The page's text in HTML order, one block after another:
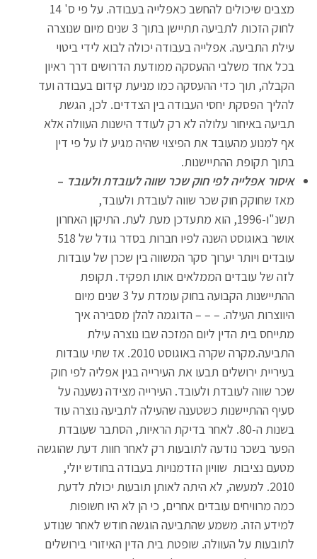
מצבים שיכולים להחשב כאפלייה בעבודה. על פי ס' 14
לחוק הזכות לתביעה תתיישן בתוך 3 שנים מיום שנוצרה
עילת התביעה. אפלייה בעבודה יכולה לבוא לידי ביטוי
בכל אחד משלבי ההעסקה ממודעת הדרושים דרך ראיון
הקבלה, תוך כדי ההעסקה כמו מניעת קידום בעבודה ועד
להליך הפסקת יחסי העבודה בין הצדדים. לכן, הגשת
תביעה באיחור עלולה לא רק לעודד הישנות העוולה אלא
אף למנוע מהעובד את הפיצוי שהיה מגיע לו על פי דין
בתוך תקופת ההתיישנות.
איסור אפלייה לפי חוק שכר שווה לעובדת ולעובד –
מאז שחוקק חוק שכר שווה לעובדת ולעובד,
תשנ"ו-1996, הוא מתעדכן מעת לעת. התיקון האחרון
אושר באוגוסט השנה לפיו חברות בסדר גודל של 518
עובדים ויותר יערוך סקר המשווה בין שכרן של עובדות
לזה של עובדים הממלאים אותו תפקיד. תקופת
ההתיישנות הקבועה בחוק עומדת על 3 שנים מיום
היווצרות העילה. – – – הדוגמה להלן מסבירה איך
מתייחס בית הדין ליום המזכה שבו נוצרה עילת
התביעה.מקרה שקרה באוגוסט 2010. אז שתי עובדות
בעיריית ירושלים תבעו את העירייה בגין אפליה לפי חוק
שכר שווה לעובדת ולעובד. העירייה מצידה נשענה על
סעיף ההתיישנות כשטענה שהעילה לתביעה נוצרה עוד
בשנות ה-80. לאחר בדיקת הראיות, הסתבר שעובדת
הפער בשכר נודעה לתובעות רק לאחר חוות דעת שהוגשה
מטעם נציבות שוויון הזדמנויות בעבודה בחודש יולי,
2010. למעשה, לא היתה לאותן תובעות יכולת לדעת
כמה מרוויחים עובדים אחרים, כי הן לא היו חשופות
למידע הזה. משמע שהתביעה הוגשה חודש לאחר שנודע
לתובעות על העוולה. שופטת בית הדין האיזורי בירושלים